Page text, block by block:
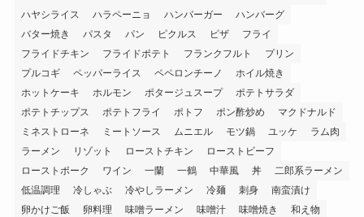
ハヤシライス
ハラペーニョ ハンバーガー
ハンバーグ
バター焼き
パスタ パン ピクルス ピザ
フライ
フライドチキン
フライドポテト フランクフルト
プリン
プルコギ
ペッパーライス ペペロンチーノ
ホイル焼き
ホットケーキ
ホルモン ポタージュスープ
ポテトサラダ
ポテトチップス
ポテトフライ ポトフ ポン酢炒め
マクドナルド
ミネストローネ
ミートソース ムニエル モツ鍋 ユッケ
ラム肉
ラーメン
リゾット ローストチキン
ローストビーフ
ローストポーク
ワイン 一蘭 一鶴 中華風 丼
二郎系ラーメン
低温調理
冷しゃぶ 冷やしラーメン 冷麺 刺身
南蛮漬け
卵かけご飯
卵料理 味噌ラーメン 味噌汁 味噌焼き
和え物